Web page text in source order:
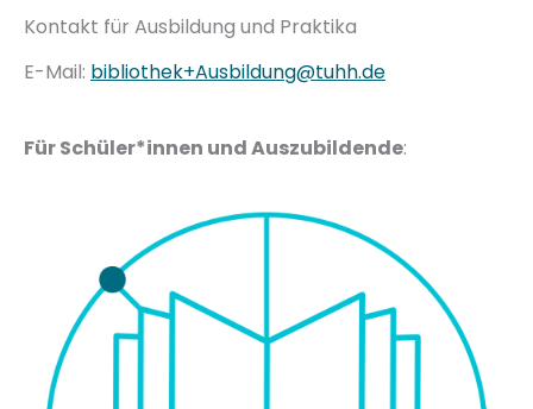
Kontakt für Ausbildung und Praktika
E-Mail: bibliothek+Ausbildung@tuhh.de
Für Schüler*innen und Auszubildende: